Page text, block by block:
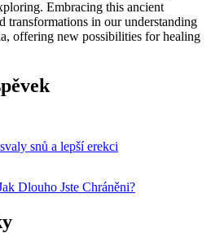
Embracing this ancient
transformations in our understanding
offering new possibilities for healing
snů a lepší erekci
Dlouho Jste Chráněni?